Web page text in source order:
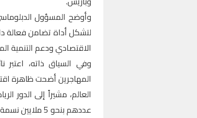
وأوضح المسؤول
لتشكل أداة تضامن فعالة
الاقتصادي ودعم التنمية
وفي السياق ذاته، اعتبر
المهاجرين أضحت ظاهرة
العالم، مشيراً إلى الدور
عددهم بنحو 5 ملايين نسمة، في المساهمة المباشرة في التنمية الوطنية.